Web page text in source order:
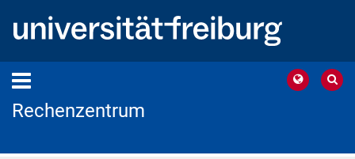
Rechenzentrum